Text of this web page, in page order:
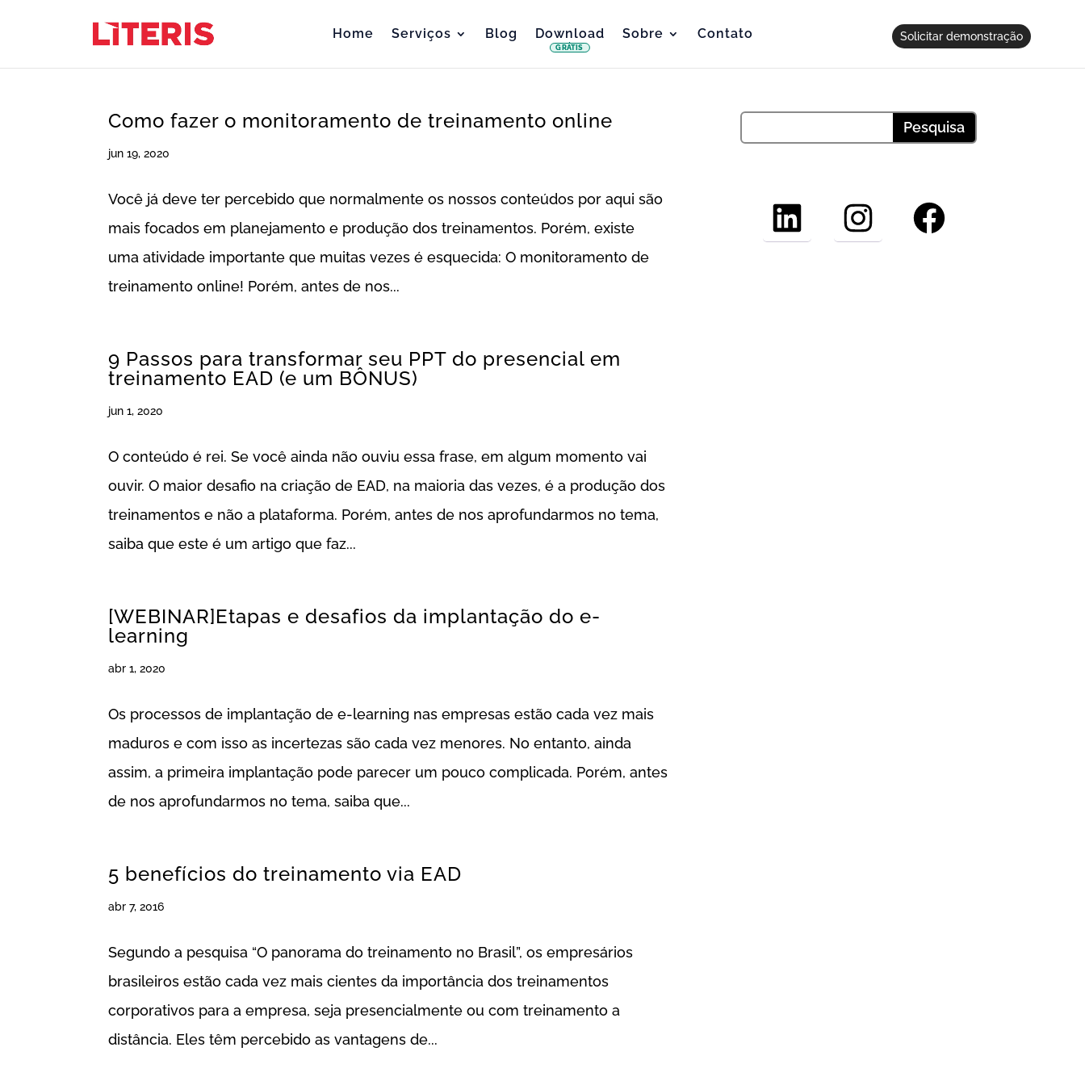
Solicitar demonstração
Home Serviços Blog Download
GRÁTIS
Sobre Contato
Como fazer o monitoramento de treinamento online
jun 19, 2020
Você já deve ter percebido que normalmente os nossos conteúdos por aqui são
mais focados em planejamento e produção dos treinamentos. Porém, existe
uma atividade importante que muitas vezes é esquecida: O monitoramento de
treinamento online! Porém, antes de nos...
9 Passos para transformar seu PPT do presencial em
treinamento EAD (e um BÔNUS)
jun 1, 2020
O conteúdo é rei. Se você ainda não ouviu essa frase, em algum momento vai
ouvir. O maior desafio na criação de EAD, na maioria das vezes, é a produção dos
treinamentos e não a plataforma. Porém, antes de nos aprofundarmos no tema,
saiba que este é um artigo que faz...
[WEBINAR]Etapas e desafios da implantação do e-
learning
abr 1, 2020
Os processos de implantação de e-learning nas empresas estão cada vez mais
maduros e com isso as incertezas são cada vez menores. No entanto, ainda
assim, a primeira implantação pode parecer um pouco complicada. Porém, antes
de nos aprofundarmos no tema, saiba que...
5 benefícios do treinamento via EAD
abr 7, 2016
Segundo a pesquisa “O panorama do treinamento no Brasil”, os empresários
brasileiros estão cada vez mais cientes da importância dos treinamentos
corporativos para a empresa, seja presencialmente ou com treinamento a
distância. Eles têm percebido as vantagens de...
LinkedInInstagramFacebook